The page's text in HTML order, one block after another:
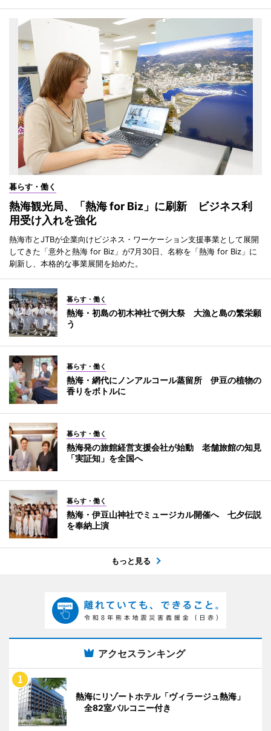
暮らす・働く
熱海観光局、「熱海 for Biz」に刷新 ビジネス利
用受け入れを強化
熱海市とJTBが企業向けビジネス・ワーケーション支援事業として展開
してきた「意外と熱海 for Biz」が7月30日、名称を「熱海 for Biz」に
刷新し、本格的な事業展開を始めた。
暮らす・働く
熱海・初島の初木神社で例大祭 大漁と島の繁栄願
う
暮らす・働く
熱海・網代にノンアルコール蒸留所 伊豆の植物の
香りをボトルに
暮らす・働く
熱海発の旅館経営支援会社が始動 老舗旅館の知見
「実証知」を全国へ
暮らす・働く
熱海・伊豆山神社でミュージカル開催へ 七夕伝説
を奉納上演
もっと見る
アクセスランキング
熱海にリゾートホテル「ヴィラージュ熱海」
全82室バルコニー付き